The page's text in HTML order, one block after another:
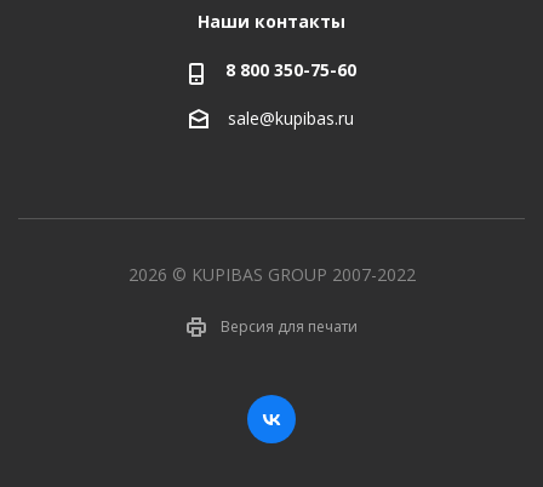
Наши контакты
8 800 350-75-60
sale@kupibas.ru
2026 © KUPIBAS GROUP 2007-2022
Версия для печати